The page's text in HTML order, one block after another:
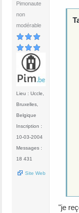
Pimonaute
non
modérable
Lieu : Uccle,
Bruxelles,
Belgique
Inscription :
10-03-2004
Messages :
18 431
Site Web
"je